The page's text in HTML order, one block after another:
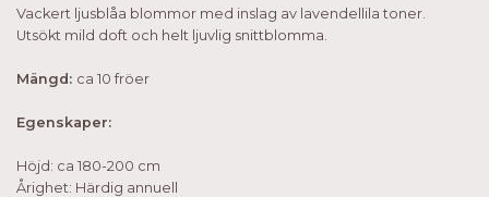
Vackert ljusblåa blommor med inslag av lavendellila toner.
Utsökt mild doft och helt ljuvlig snittblomma.
Mängd: ca 10 fröer
Egenskaper:
Höjd: ca 180-200 cm
Årighet: Härdig annuell